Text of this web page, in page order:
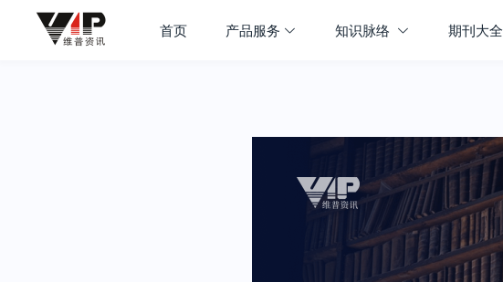
首页 产品服务 知识脉络 期刊大全